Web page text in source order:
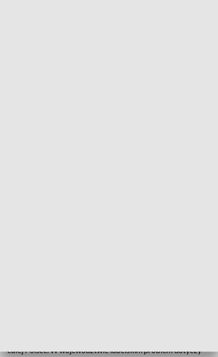
całej Polsce. W województwie lubelskim problem dotyczy